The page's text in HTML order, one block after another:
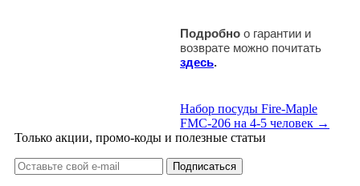
Подробно о гарантии и
возврате можно почитать
здесь.
Набор посуды Fire-Maple
FMC-206 на 4-5 человек →
Только акции, промо-коды и полезные статьи